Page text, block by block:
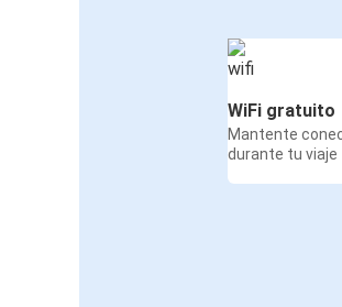
WiFi gratuito
Mantente
durante tu viaje